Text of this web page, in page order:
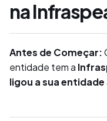
na
Antes de Começar:
entidade tem a
ligou a sua